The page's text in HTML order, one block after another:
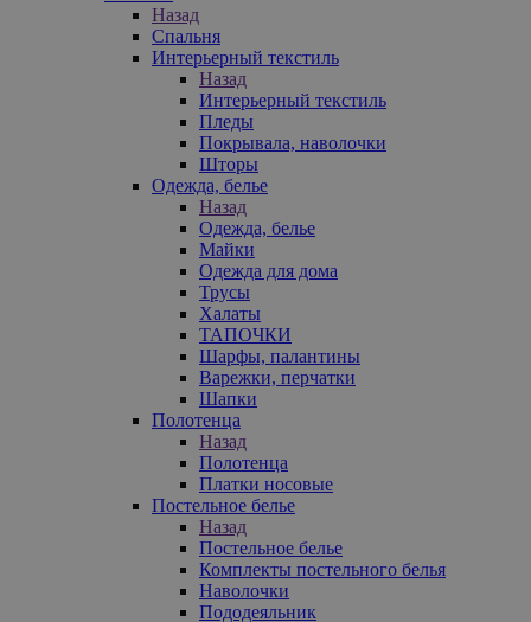
Назад
Спальня
Интерьерный текстиль
Назад
Интерьерный текстиль
Пледы
Покрывала, наволочки
Шторы
Одежда, белье
Назад
Одежда, белье
Майки
Одежда для дома
Трусы
Халаты
ТАПОЧКИ
Шарфы, палантины
Варежки, перчатки
Шапки
Полотенца
Назад
Полотенца
Платки носовые
Постельное белье
Назад
Постельное белье
Комплекты постельного белья
Наволочки
Пододеяльник